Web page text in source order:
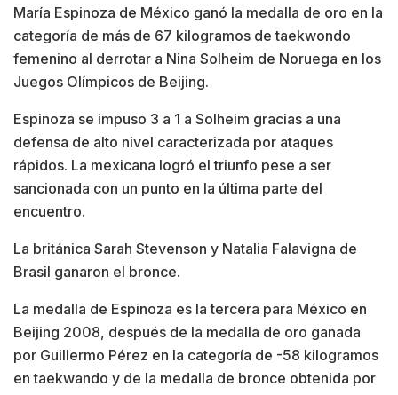
María Espinoza de México ganó la medalla de oro en la
categoría de más de 67 kilogramos de taekwondo
femenino al derrotar a Nina Solheim de Noruega en los
Juegos Olímpicos de Beijing.
Espinoza se impuso 3 a 1 a Solheim gracias a una
defensa de alto nivel caracterizada por ataques
rápidos. La mexicana logró el triunfo pese a ser
sancionada con un punto en la última parte del
encuentro.
La británica Sarah Stevenson y Natalia Falavigna de
Brasil ganaron el bronce.
La medalla de Espinoza es la tercera para México en
Beijing 2008, después de la medalla de oro ganada
por Guillermo Pérez en la categoría de -58 kilogramos
en taekwando y de la medalla de bronce obtenida por